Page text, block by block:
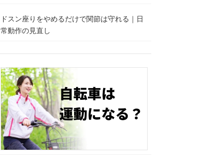
ドスン座りをやめるだけで関節は守れる｜日
常動作の見直し